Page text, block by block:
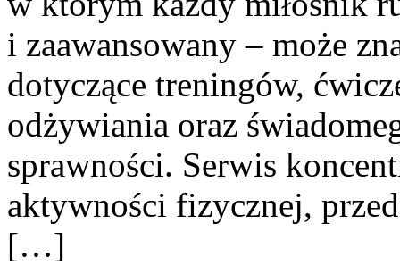
i zaawansowany – może
dotyczące treningów,
odżywiania oraz
sprawności. Serwis
aktywności fizycznej,
[…]